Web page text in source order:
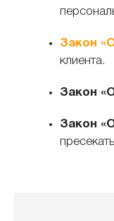
Закон
клиента.
Закон
Закон